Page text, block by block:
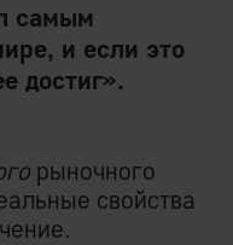
самым
и если это
достиг».
рыночного
свойства